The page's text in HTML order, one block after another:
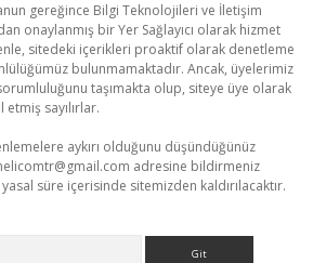
gereğince Bilgi Teknolojileri ve İletişim
onaylanmış bir Yer Sağlayıcı olarak hizmet
sitedeki içerikleri proaktif olarak denetleme
bulunmamaktadır. Ancak, üyelerimiz
taşımakta olup, siteye üye olarak
sayılırlar.
aykırı olduğunu düşündüğünüz
adresine bildirmeniz
süre içerisinde sitemizden kaldırılacaktır.